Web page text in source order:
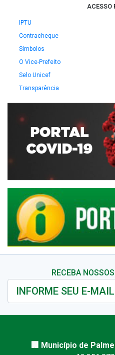
ACESSO
IPTU
Contracheque
Símbolos
O Vice-Prefeito
Selo Unicef
Transparência
RECEBA
🏢 Município de